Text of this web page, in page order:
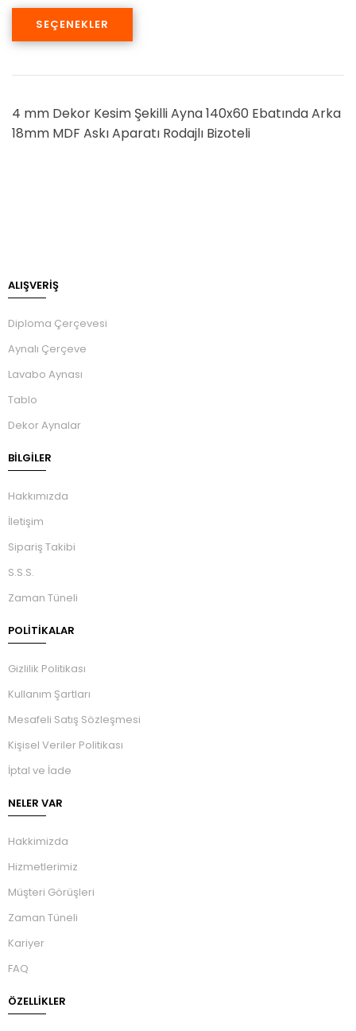
SEÇENEKLER
4 mm Dekor Kesim Şekilli Ayna 140x60 Ebatında Arka
18mm MDF Askı Aparatı Rodajlı Bizoteli
ALIŞVERİŞ
Diploma Çerçevesi
Aynalı Çerçeve
Lavabo Aynası
Tablo
Dekor Aynalar
BILGILER
Hakkımızda
İletişim
Sipariş Takibi
S.S.S.
Zaman Tüneli
POLİTİKALAR
Gizlilik Politikası
Kullanım Şartları
Mesafeli Satış Sözleşmesi
Kişisel Veriler Politikası
İptal ve İade
NELER VAR
Hakkimizda
Hizmetlerimiz
Müşteri Görüşleri
Zaman Tüneli
Kariyer
FAQ
ÖZELLIKLER